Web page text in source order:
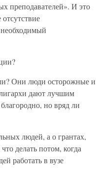
преподавателей». И это
Они люди осторожные и
дают лучшим
но вряд ли
людей, а о грантах,
делать потом, когда
работать в вузе